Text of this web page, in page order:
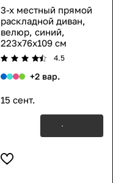
3-х местный прямой
раскладной диван,
велюр, синий,
223x76x109 см
4.5
+2 вар.
15 сент.